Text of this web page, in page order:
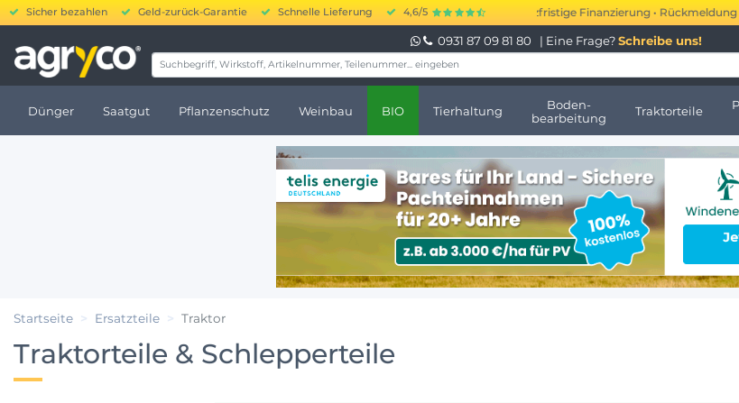
Sicher bezahlen Geld-zurück-Garantie Schnelle Lieferung 4,6/5
20.000 bis 250.000 € kurzfristige Finanzierung • Rückmeldung in 48
0931 87 09 81 80 | Eine Frage? Schreibe uns!
Dünger Saatgut Pflanzenschutz Weinbau BIO Tierhaltung
Boden-
bearbeitung
Traktorteile
Startseite Ersatzteile Traktor
Traktorteile & Schlepperteile